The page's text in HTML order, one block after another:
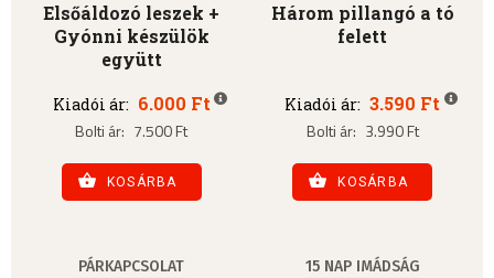
Elsőáldozó leszek +
Gyónni készülök
együtt
Kiadói ár: 6.000 Ft
Bolti ár: 7.500 Ft
KOSÁRBA
Három pillangó a tó
felett
Kiadói ár: 3.590 Ft
Bolti ár: 3.990 Ft
KOSÁRBA
PÁRKAPCSOLAT 15 NAP IMÁDSÁG